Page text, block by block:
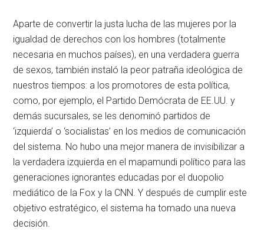
Aparte de convertir la justa lucha de las mujeres por la
igualdad de derechos con los hombres (totalmente
necesaria en muchos países), en una verdadera guerra
de sexos, también instaló la peor patraña ideológica de
nuestros tiempos: a los promotores de esta política,
como, por ejemplo, el Partido Demócrata de EE.UU. y
demás sucursales, se les denominó partidos de
‘izquierda’ o ‘socialistas’ en los medios de comunicación
del sistema. No hubo una mejor manera de invisibilizar a
la verdadera izquierda en el mapamundi político para las
generaciones ignorantes educadas por el duopolio
mediático de la Fox y la CNN. Y después de cumplir este
objetivo estratégico, el sistema ha tomado una nueva
decisión.